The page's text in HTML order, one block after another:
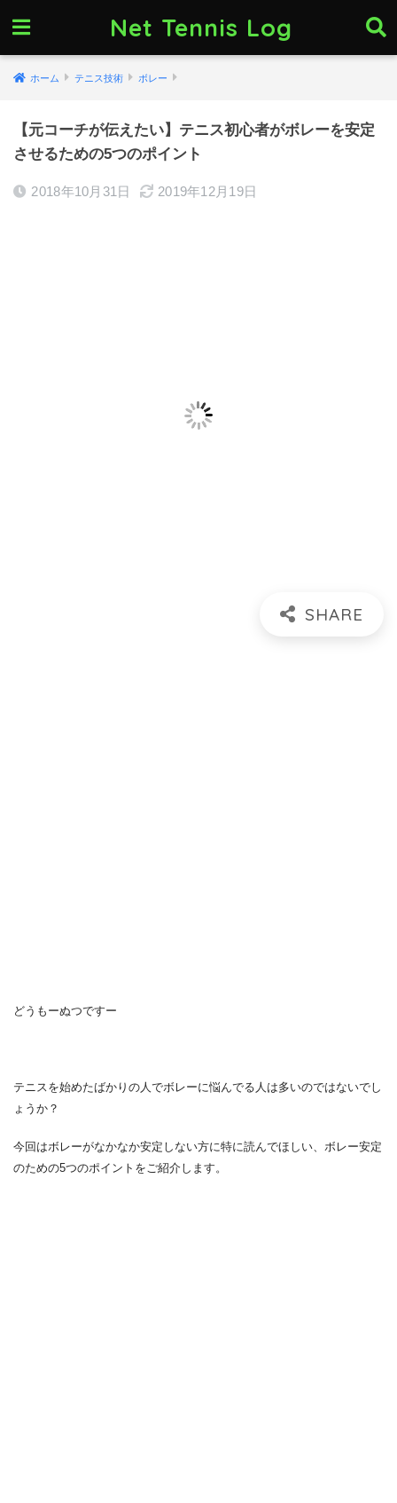
Net Tennis Log
ホーム テニス技術 ボレー
【元コーチが伝えたい】テニス初心者がボレーを安定
させるための5つのポイント
2018年10月31日 2019年12月19日
どうもーぬつですー
テニスを始めたばかりの人でボレーに悩んでる人は多いのではないでし
ょうか？
今回はボレーがなかなか安定しない方に特に読んでほしい、ボレー安定
のための5つのポイントをご紹介します。